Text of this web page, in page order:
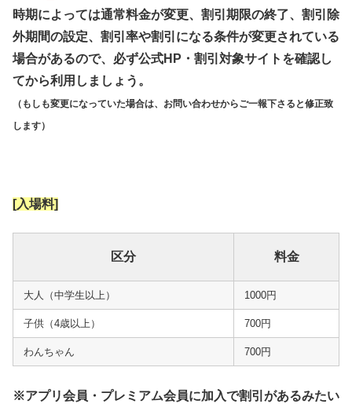
時期によっては通常料金が変更、割引期限の終了、割引除
外期間の設定、割引率や割引になる条件が変更されている
場合があるので、必ず公式HP・割引対象サイトを確認し
てから利用しましょう。
（もしも変更になっていた場合は、お問い合わせからご一報下さると修正致
します）
[入場料]
区分 料金
大人（中学生以上） 1000円
子供（4歳以上） 700円
わんちゃん 700円
※アプリ会員・プレミアム会員に加入で割引があるみたい